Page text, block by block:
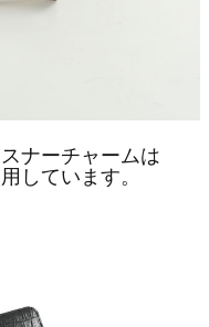
ナーチャームは
しています。